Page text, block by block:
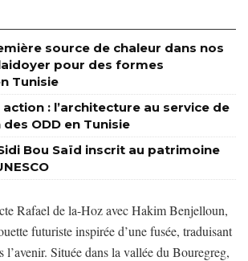
source de chaleur dans nos
pour des formes
Tunisie
: l’architecture au service de
ODD en Tunisie
Bou Saïd inscrit au patrimoine
Rafael de la-Hoz avec Hakim Benjelloun,
futuriste inspirée d’une fusée, traduisant
l’avenir. Située dans la vallée du Bouregreg,